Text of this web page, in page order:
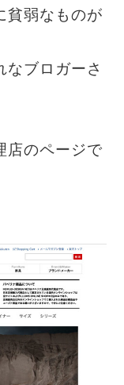
貧弱なものが
ブロガーさ
店のページで